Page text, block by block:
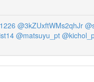
@3kZUxftWMs2qhJr
@matsuyu_pt